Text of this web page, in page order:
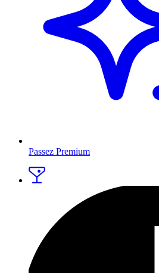
Passez Premium